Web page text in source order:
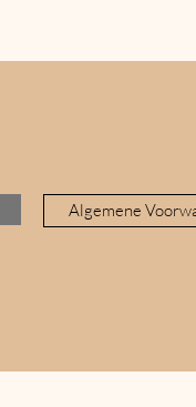
Algemene